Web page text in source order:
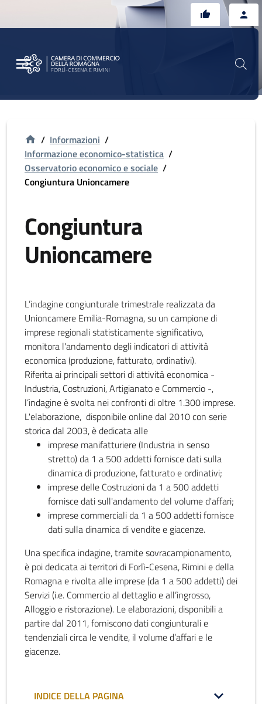
/ Informazioni /
Informazione economico-statistica /
Osservatorio economico e sociale /
Congiuntura Unioncamere
Congiuntura
Unioncamere
L’indagine congiunturale trimestrale realizzata da
Unioncamere Emilia-Romagna, su un campione di
imprese regionali statisticamente significativo,
monitora l'andamento degli indicatori di attività
economica (produzione, fatturato, ordinativi).
Riferita ai principali settori di attività economica -
Industria, Costruzioni, Artigianato e Commercio -,
l’indagine è svolta nei confronti di oltre 1.300 imprese.
L'elaborazione, disponibile online dal 2010 con serie
storica dal 2003, è dedicata alle
imprese manifatturiere (Industria in senso
stretto) da 1 a 500 addetti fornisce dati sulla
dinamica di produzione, fatturato e ordinativi;
imprese delle Costruzioni da 1 a 500 addetti
fornisce dati sull'andamento del volume d'affari;
imprese commerciali da 1 a 500 addetti fornisce
dati sulla dinamica di vendite e giacenze.
Una specifica indagine, tramite sovracampionamento,
è poi dedicata ai territori di Forlì-Cesena, Rimini e della
Romagna e rivolta alle imprese (da 1 a 500 addetti) dei
Servizi (i.e. Commercio al dettaglio e all’ingrosso,
Alloggio e ristorazione). Le elaborazioni, disponibili a
partire dal 2011, forniscono dati congiunturali e
tendenziali circa le vendite, il volume d’affari e le
giacenze.
INDICE DELLA PAGINA